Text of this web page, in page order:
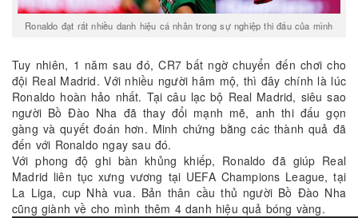
Ronaldo đạt rất nhiều danh hiệu cá nhân trong sự nghiệp thi đấu của mình
Tuy nhiên, 1 năm sau đó, CR7 bất ngờ chuyển đến chơi cho
đội Real Madrid. Với nhiều người hâm mộ, thì đây chính là lúc
Ronaldo hoàn hảo nhất. Tại câu lạc bộ Real Madrid, siêu sao
người Bồ Đào Nha đã thay đổi mạnh mẽ, anh thi đấu gọn
gàng và quyết đoán hơn. Minh chứng bằng các thành quả đã
đến với Ronaldo ngay sau đó.
Với phong độ ghi bàn khủng khiếp, Ronaldo đã giúp Real
Madrid liên tục xưng vương tại UEFA Champions League, tại
La Liga, cup Nhà vua. Bản thân cầu thủ người Bồ Đào Nha
cũng giành về cho mình thêm 4 danh hiệu quả bóng vàng.